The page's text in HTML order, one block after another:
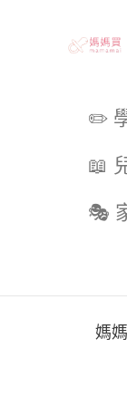
✏️
📖
🎭
媽